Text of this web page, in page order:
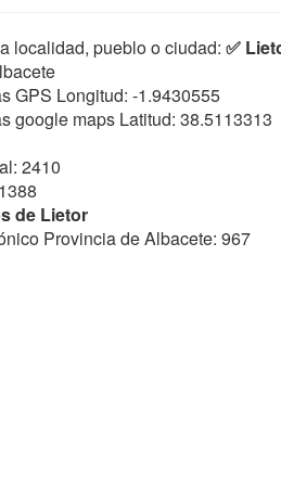
localidad, pueblo o ciudad: ✅
GPS Longitud: -1.9430555
google maps Latitud: 38.5113313
2410
de Lietor
Provincia de Albacete: 967